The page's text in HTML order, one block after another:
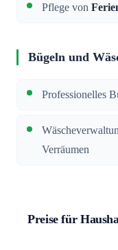
Pflege von
Bügeln und
Professionelles
Verräumen
Preise für